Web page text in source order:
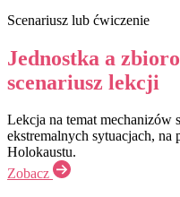
Scenariusz lub ćwiczenie
Jednostka a
scenariusz lekcji
Lekcja na temat mechanizów
ekstremalnych sytuacjach, na
Holokaustu.
Zobacz